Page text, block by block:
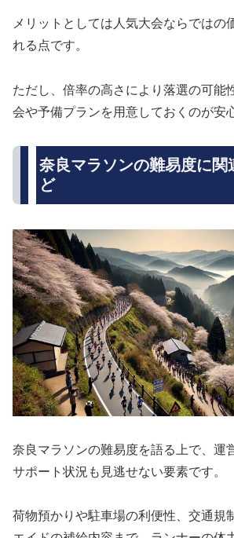
メリットとしては人気大会ならではの
れる点です。
ただし、倍率の高さにより落選の可能
会や予備プランを用意しておくのが安
奈良マラソンの難易度に関
ど
奈良マラソンの難易度を語る上で、運
サポート状況も見逃せない要素です。
荷物預かりや駐車場の利便性、交通規